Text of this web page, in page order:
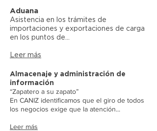
Aduana
Asistencia en los trámites de
importaciones y exportaciones de carga
en los puntos de...
Leer más
Almacenaje y administración de
información
“Zapatero a su zapato”
En CANIZ identificamos que el giro de todos
los negocios exige que la atención...
Leer más